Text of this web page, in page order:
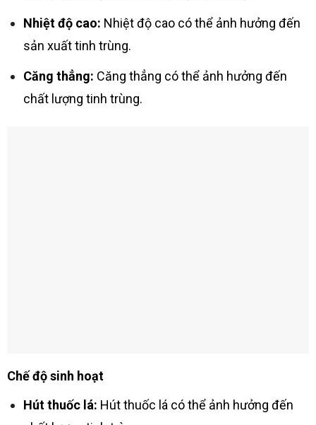
Nhiệt độ cao: Nhiệt độ cao có thể ảnh hưởng đến
sản xuất tinh trùng.
Căng thẳng: Căng thẳng có thể ảnh hưởng đến
chất lượng tinh trùng.
Chế độ sinh hoạt
Hút thuốc lá: Hút thuốc lá có thể ảnh hưởng đến